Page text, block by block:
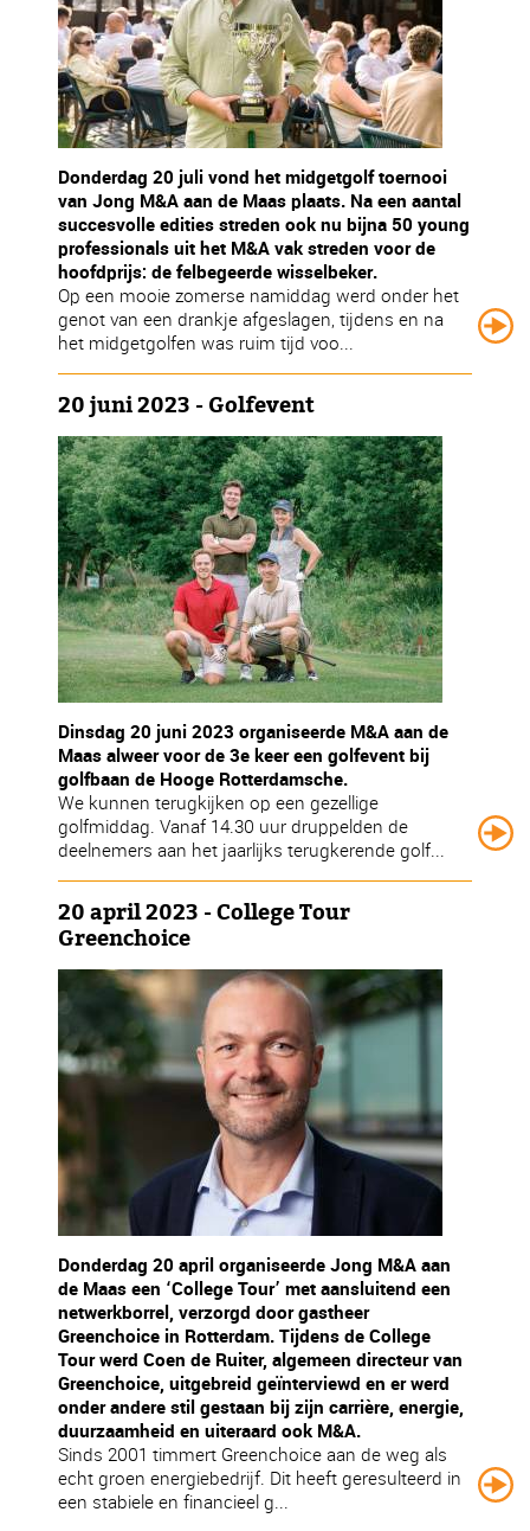
Donderdag 20 juli vond het midgetgolf toernooi
van Jong M&A aan de Maas plaats. Na een aantal
succesvolle edities streden ook nu bijna 50 young
professionals uit het M&A vak streden voor de
hoofdprijs: de felbegeerde wisselbeker.
Op een mooie zomerse namiddag werd onder het
genot van een drankje afgeslagen, tijdens en na
het midgetgolfen was ruim tijd voo...
20 juni 2023 - Golfevent
Dinsdag 20 juni 2023 organiseerde M&A aan de
Maas alweer voor de 3e keer een golfevent bij
golfbaan de Hooge Rotterdamsche.
We kunnen terugkijken op een gezellige
golfmiddag. Vanaf 14.30 uur druppelden de
deelnemers aan het jaarlijks terugkerende golf...
20 april 2023 - College Tour
Greenchoice
Donderdag 20 april organiseerde Jong M&A aan
de Maas een ‘College Tour’ met aansluitend een
netwerkborrel, verzorgd door gastheer
Greenchoice in Rotterdam. Tijdens de College
Tour werd Coen de Ruiter, algemeen directeur van
Greenchoice, uitgebreid geïnterviewd en er werd
onder andere stil gestaan bij zijn carrière, energie,
duurzaamheid en uiteraard ook M&A.
Sinds 2001 timmert Greenchoice aan de weg als
echt groen energiebedrijf. Dit heeft geresulteerd in
een stabiele en financieel g...